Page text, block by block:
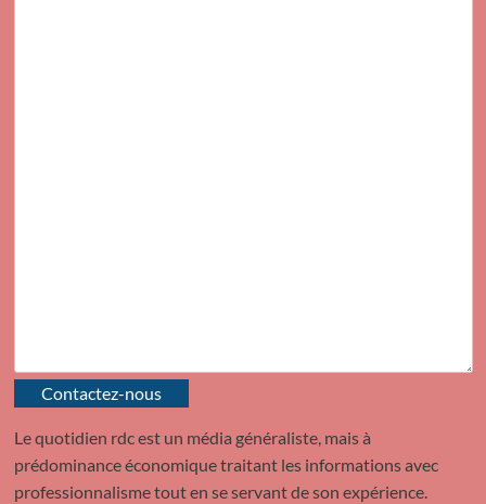
Contactez-nous
Le quotidien rdc est un média généraliste, mais à
prédominance économique traitant les informations avec
professionnalisme tout en se servant de son expérience.